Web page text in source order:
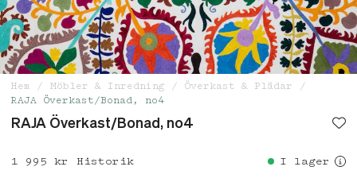
Hem Möbler & Inredning
Överkast & Plädar
RAJA Överkast/Bonad, no4
RAJA Överkast/Bonad, no4
Pris : 1 995 kr
1 995 kr Historik I lager